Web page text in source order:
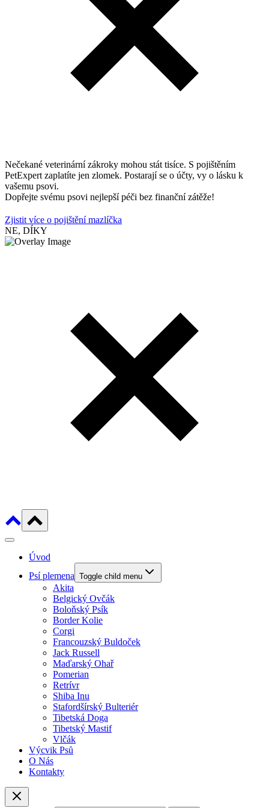
Nečekané veterinární zákroky mohou stát tisíce. S pojištěním
PetExpert zaplatíte jen zlomek. Postarají se o účty, vy o lásku k
vašemu psovi.
Dopřejte svému psovi nejlepší péči bez finanční zátěže!
Zjistit více o pojištění mazlíčka
NE, DÍKY
Úvod
Psí plemena Toggle child menu
Akita
Belgický Ovčák
Boloňský Psík
Border Kolie
Corgi
Francouzský Buldoček
Jack Russell
Maďarský Ohař
Pomerian
Retrívr
Shiba Inu
Stafordšírský Bulteriér
Tibetská Doga
Tibetský Mastif
Vlčák
Výcvik Psů
O Nás
Kontakty